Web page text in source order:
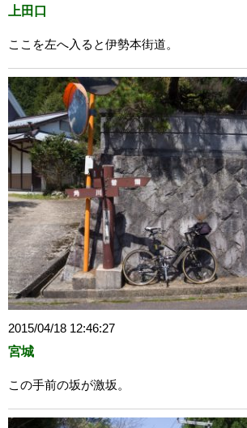
上田口
ここを左へ入ると伊勢本街道。
2015/04/18 12:46:27
宮城
この手前の坂が激坂。